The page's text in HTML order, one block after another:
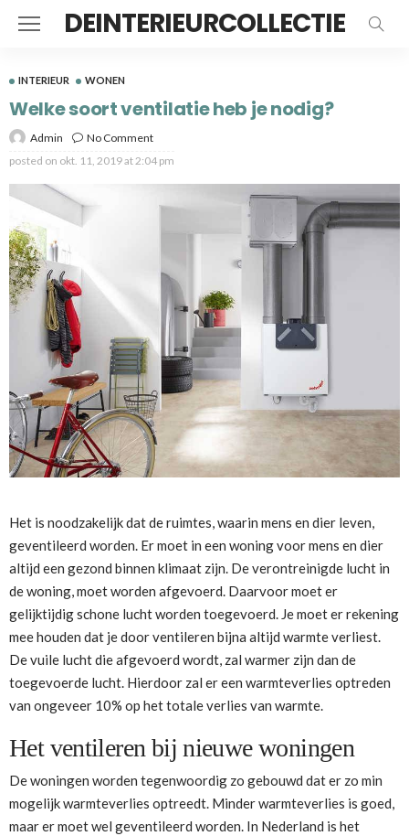
DEINTERIEURCOLLECTIE
INTERIEUR WONEN
Welke soort ventilatie heb je nodig?
Admin
No Comment
posted on okt. 11, 2019 at 2:04 pm
Het is noodzakelijk dat de ruimtes, waarin mens en dier leven,
geventileerd worden. Er moet in een woning voor mens en dier
altijd een gezond binnen klimaat zijn. De verontreinigde lucht in
de woning, moet worden afgevoerd. Daarvoor moet er
gelijktijdig schone lucht worden toegevoerd. Je moet er rekening
mee houden dat je door ventileren bijna altijd warmte verliest.
De vuile lucht die afgevoerd wordt, zal warmer zijn dan de
toegevoerde lucht. Hierdoor zal er een warmteverlies optreden
van ongeveer 10% op het totale verlies van warmte.
Het ventileren bij nieuwe woningen
De woningen worden tegenwoordig zo gebouwd dat er zo min
mogelijk warmteverlies optreedt. Minder warmteverlies is goed,
maar er moet wel geventileerd worden. In Nederland is het